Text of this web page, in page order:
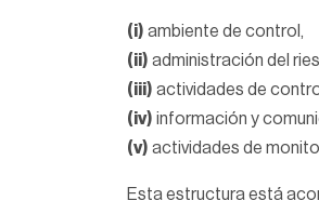
(i) ambiente de control,
(ii) administración del
(iii) actividades de
(iv) información y
(v) actividades de
Esta estructura está